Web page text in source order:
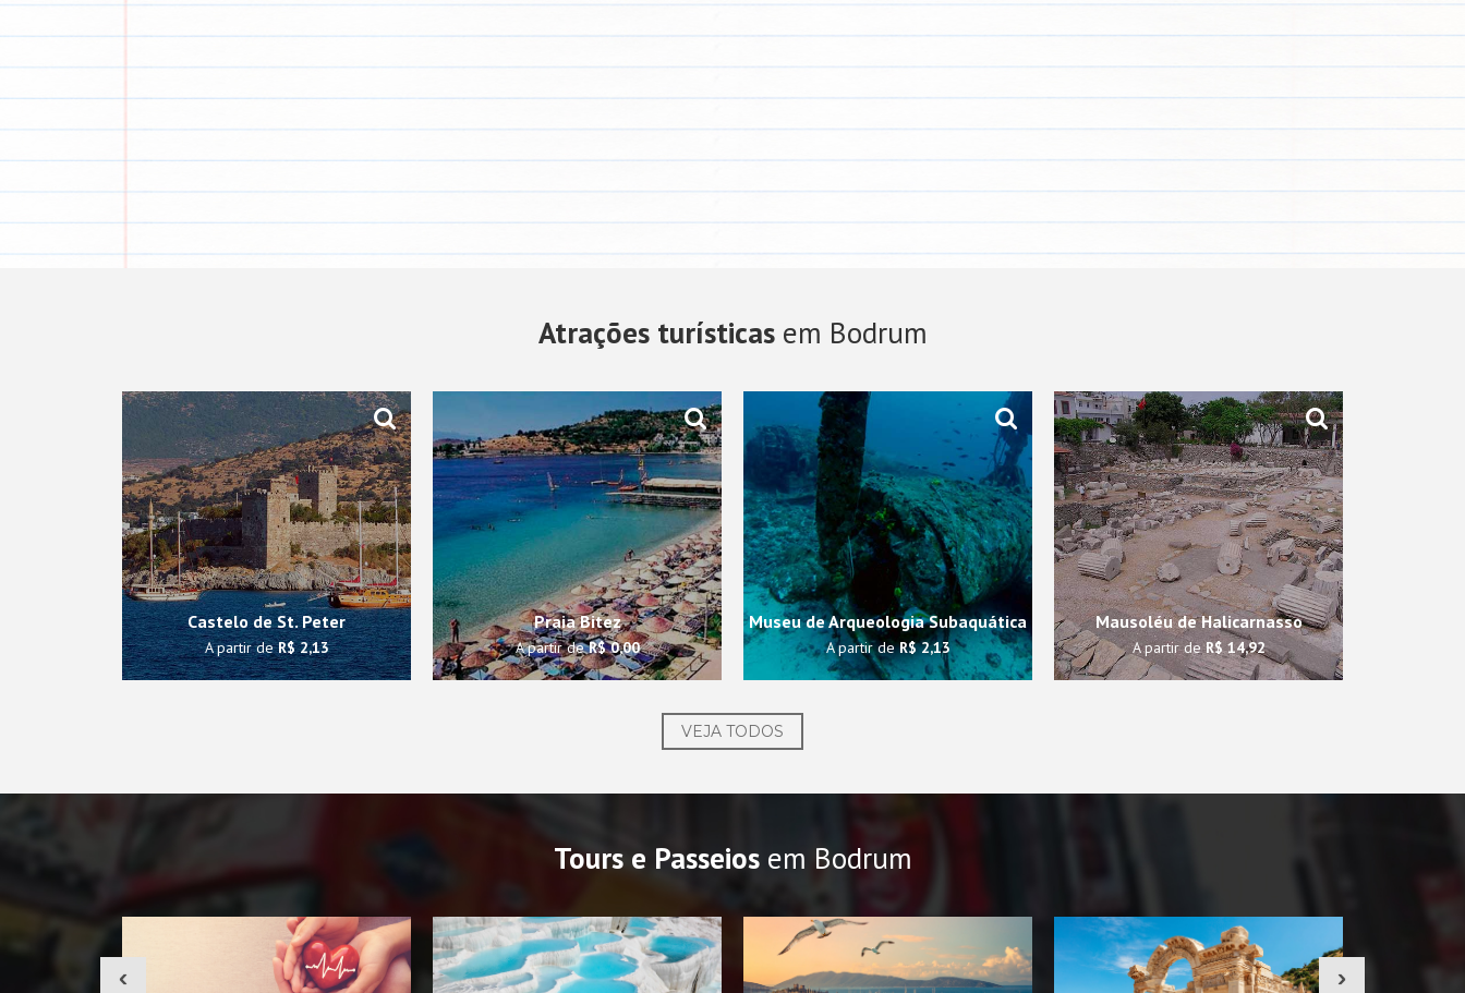
Atrações turísticasem Bodrum
Castelo de St. Peter
A partir deR$ 2,13
Praia Bitez
A partir deR$ 0,00
Museu de Arqueologia Subaquática
A partir deR$ 2,13
Mausoléu de Halicarnasso
A partir deR$ 14,92
VEJA TODOS
Tours e Passeiosem Bodrum
‹ ›